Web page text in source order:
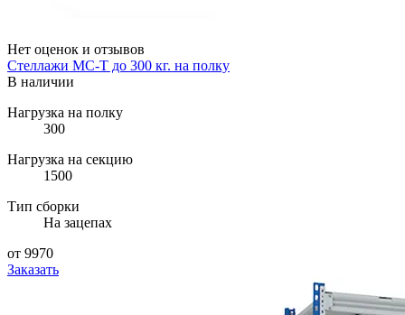
Нет оценок и отзывов
Стеллажи МС-Т до 300 кг. на полку
В наличии
Нагрузка на полку
300
Нагрузка на секцию
1500
Тип сборки
На зацепах
от 9970
Заказать